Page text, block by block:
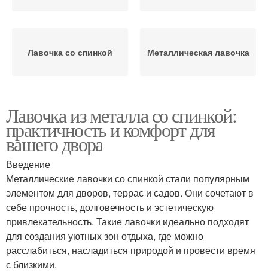
Лавочка со спинкой Металлическая лавочка
Лавочка из металла со спинкой:
практичность и комфорт для
вашего двора
Введение
Металлические лавочки со спинкой стали популярным
элементом для дворов, террас и садов. Они сочетают в
себе прочность, долговечность и эстетическую
привлекательность. Такие лавочки идеально подходят
для создания уютных зон отдыха, где можно
расслабиться, насладиться природой и провести время
с близкими.